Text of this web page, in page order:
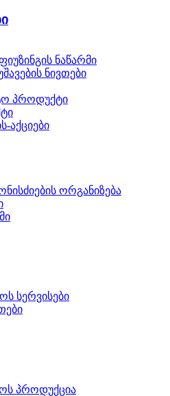
ნაწარმი
ნივთები
პროდუქტი
აქციები
ორგანიზება
სერვისები
პროდუქცია